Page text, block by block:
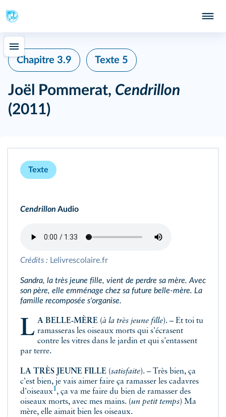
Chapitre 3.9 Texte 5
Joël Pommerat, Cendrillon
(2011)
Texte
Cendrillon Audio
Crédits : Lelivrescolaire.fr
Sandra, la très jeune fille, vient de perdre sa mère. Avec
son père, elle emménage chez sa future belle‑mère. La
famille recomposée s'organise.
LA BELLE‑MÈRE(à la très jeune fille). – Et toi tu
ramasseras les oiseaux morts qui s'écrasent
contre les vitres dans le jardin et qui s'entassent
par terre.
LA TRÈS JEUNE FILLE (satisfaite). – Très bien, ça
c'est bien, je vais aimer faire ça ramasser les cadavres
d'oiseaux1, ça va me faire du bien de ramasser des
oiseaux morts, avec mes mains. (un petit temps) Ma
mère, elle aimait bien les oiseaux.